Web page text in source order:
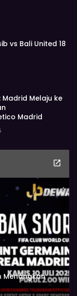
vs Bali United 18
Madrid Melaju ke
Madrid
Menangkan